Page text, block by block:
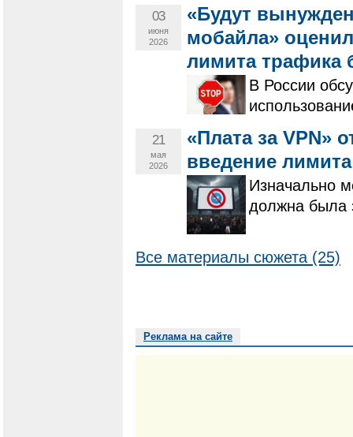
03
июня
2026
«Будут
мобайла»
лимита трафика
В России
21
мая
2026
«Плата за VPN»
введение
Изначально
должна была
Все материалы сюжета (25)
Реклама на сайте